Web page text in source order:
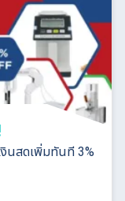
งินสดเพิ่มทันที 3%